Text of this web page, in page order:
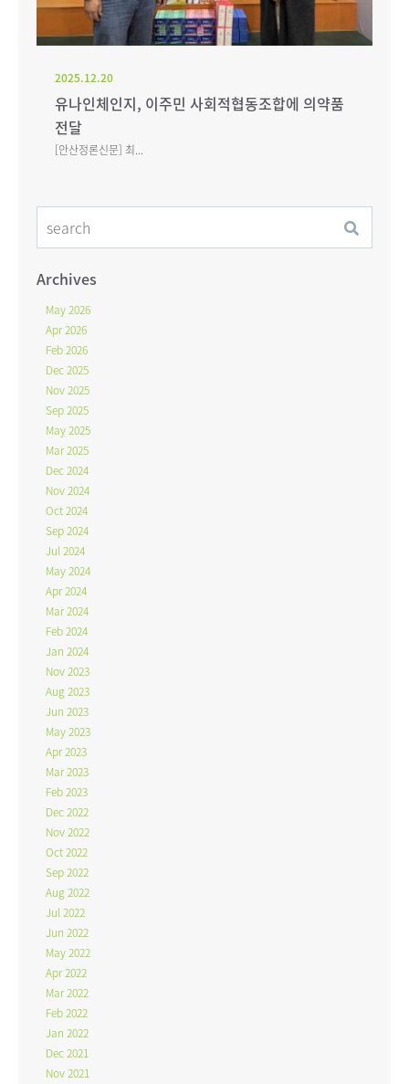
2025.12.20
유나인체인지, 이주민 사회적협동조합에 의약품
전달
[안산정론신문] 최...
Archives
May 2026
Apr 2026
Feb 2026
Dec 2025
Nov 2025
Sep 2025
May 2025
Mar 2025
Dec 2024
Nov 2024
Oct 2024
Sep 2024
Jul 2024
May 2024
Apr 2024
Mar 2024
Feb 2024
Jan 2024
Nov 2023
Aug 2023
Jun 2023
May 2023
Apr 2023
Mar 2023
Feb 2023
Dec 2022
Nov 2022
Oct 2022
Sep 2022
Aug 2022
Jul 2022
Jun 2022
May 2022
Apr 2022
Mar 2022
Feb 2022
Jan 2022
Dec 2021
Nov 2021